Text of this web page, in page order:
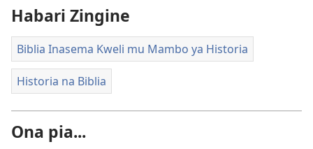
Habari Zingine
Biblia Inasema Kweli mu Mambo ya Historia
Historia na Biblia
Ona pia...